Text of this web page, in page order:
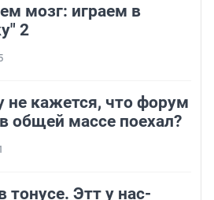
мозг: играем в
2
не кажется, что форум
общей массе поехал?
тонусе. Этт у нас-